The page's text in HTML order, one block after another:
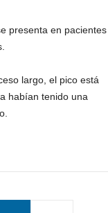
presenta en pacientes
largo, el pico está
habían tenido una